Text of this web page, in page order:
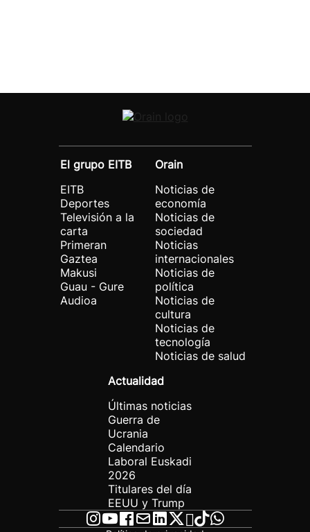
El grupo EITB
EITB
Deportes
Televisión a la
carta
Primeran
Gaztea
Makusi
Guau - Gure
Audioa
Orain
Noticias de
economía
Noticias de
sociedad
Noticias
internacionales
Noticias de
política
Noticias de
cultura
Noticias de
tecnología
Noticias de salud
Actualidad
Últimas noticias
Guerra de
Ucrania
Calendario
Laboral Euskadi
2026
Titulares del día
EEUU y Trump